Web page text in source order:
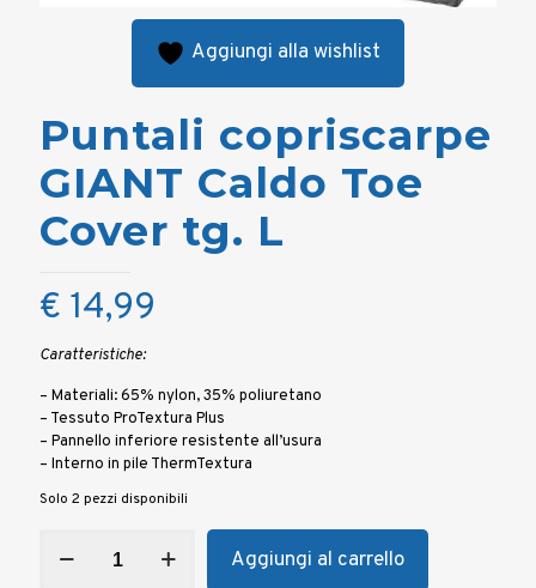
Aggiungi alla wishlist
Puntali copriscarpe
GIANT Caldo Toe
Cover tg. L
€ 14,99
Caratteristiche:
– Materiali: 65% nylon, 35% poliuretano
– Tessuto ProTextura Plus
– Pannello inferiore resistente all’usura
– Interno in pile ThermTextura
Solo 2 pezzi disponibili
copriscarpe
Aggiungi al carrello